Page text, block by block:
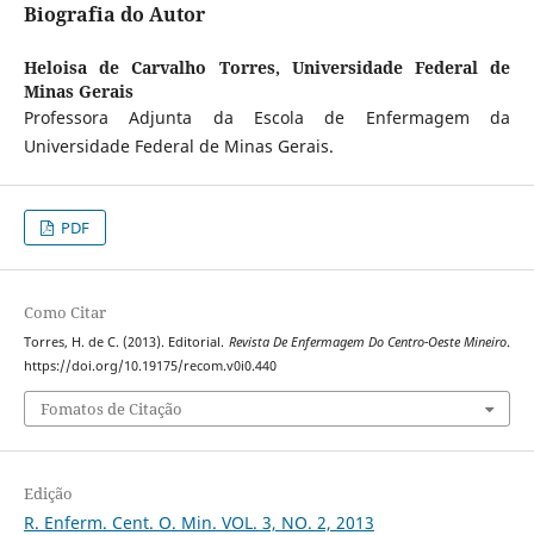
Biografia do Autor
Heloisa de Carvalho Torres, Universidade Federal de
Minas Gerais
Professora Adjunta da Escola de Enfermagem da
Universidade Federal de Minas Gerais.
PDF
Como Citar
Torres, H. de C. (2013). Editorial. Revista De Enfermagem Do Centro-Oeste Mineiro.
https://doi.org/10.19175/recom.v0i0.440
Fomatos de Citação
Edição
R. Enferm. Cent. O. Min. VOL. 3, NO. 2, 2013